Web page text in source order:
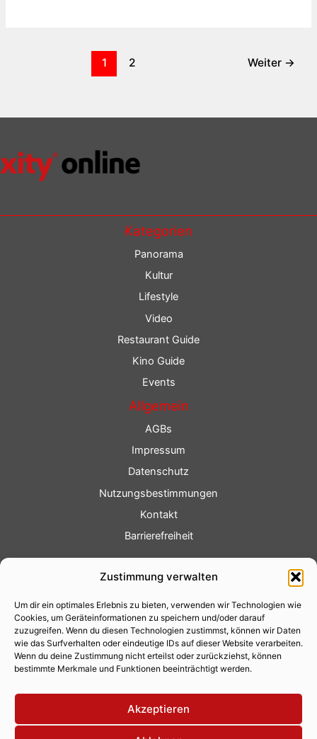
Zustimmung verwalten
Um dir ein optimales Erlebnis zu bieten, verwenden wir Technologien wie
Cookies, um Geräteinformationen zu speichern und/oder darauf
zuzugreifen. Wenn du diesen Technologien zustimmst, können wir Daten
wie das Surfverhalten oder eindeutige IDs auf dieser Website verarbeiten.
Wenn du deine Zustimmung nicht erteilst oder zurückziehst, können
bestimmte Merkmale und Funktionen beeinträchtigt werden.
Akzeptieren
1 2 Weiter →
Kategorien
Panorama
Kultur
Lifestyle
Video
Restaurant Guide
Kino Guide
Events
Allgemein
AGBs
Impressum
Datenschutz
Nutzungsbestimmungen
Kontakt
Barrierefreiheit
Fotoservice
Videoservice
Werbung
Contenterstellung
Lokalnachrichten
Lokalfernsehen
Eventkalender